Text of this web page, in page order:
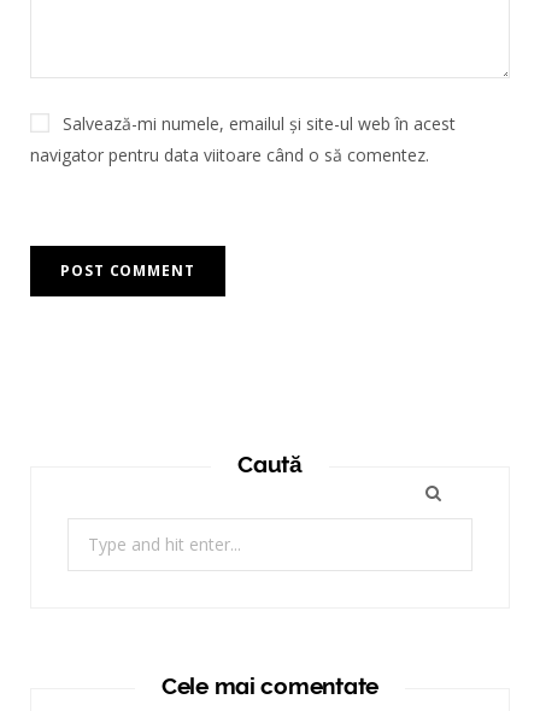
Salvează-mi numele, emailul și site-ul web în acest
navigator pentru data viitoare când o să comentez.
Caută
Cele mai comentate